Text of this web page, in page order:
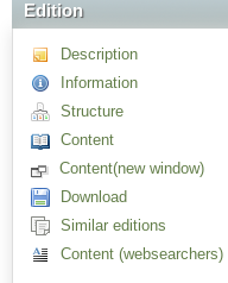
Edition
Description
Information
Structure
Content
Content(new window)
Download
Similar editions
Content (websearchers)